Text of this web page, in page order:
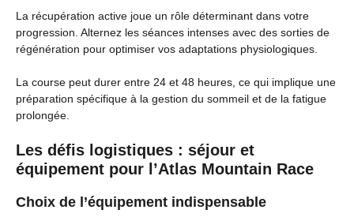
La récupération active joue un rôle déterminant dans votre
progression. Alternez les séances intenses avec des sorties de
régénération pour optimiser vos adaptations physiologiques.
La course peut durer entre 24 et 48 heures, ce qui implique une
préparation spécifique à la gestion du sommeil et de la fatigue
prolongée.
Les défis logistiques : séjour et
équipement pour l’Atlas Mountain Race
Choix de l’équipement indispensable